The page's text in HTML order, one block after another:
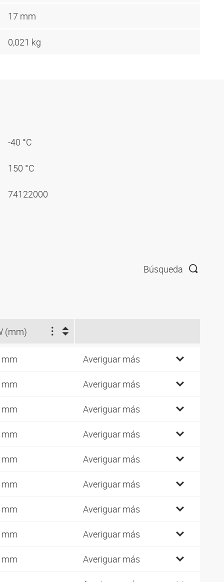
17 mm
0,021 kg
-40 °C
150 °C
74122000
Búsqueda
(mm)
mm Averiguar más
mm Averiguar más
mm Averiguar más
mm Averiguar más
mm Averiguar más
mm Averiguar más
mm Averiguar más
mm Averiguar más
mm Averiguar más